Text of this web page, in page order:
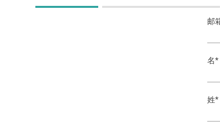
邮
名*
姓*